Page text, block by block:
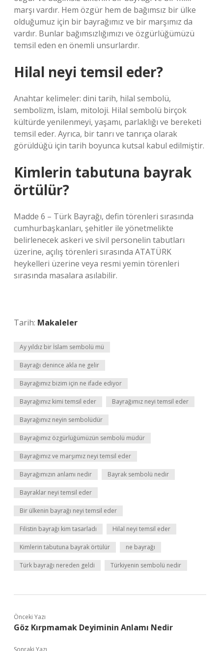
marşı vardır. Hem özgür hem de bağımsız bir ülke
olduğumuz için bir bayrağımız ve bir marşımız da
vardır. Bunlar bağımsızlığımızı ve özgürlüğümüzü
temsil eden en önemli unsurlardır.
Hilal neyi temsil eder?
Anahtar kelimeler: dini tarih, hilal sembolü,
sembolizm, İslam, mitoloji. Hilal sembolü birçok
kültürde yenilenmeyi, yaşamı, parlaklığı ve bereketi
temsil eder. Ayrıca, bir tanrı ve tanrıça olarak
görüldüğü için tarih boyunca kutsal kabul edilmiştir.
Kimlerin tabutuna bayrak
örtülür?
Madde 6 – Türk Bayrağı, defin törenleri sırasında
cumhurbaşkanları, şehitler ile yönetmelikte
belirlenecek askeri ve sivil personelin tabutları
üzerine, açılış törenleri sırasında ATATÜRK
heykelleri üzerine veya resmi yemin törenleri
sırasında masalara asılabilir.
Tarih: Makaleler
Ay yıldız bir İslam sembolü mü
Bayrağı denince akla ne gelir
Bayrağımız bizim için ne ifade ediyor
Bayrağımız kimi temsil eder Bayrağımız neyi temsil eder
Bayrağımız neyin sembolüdür
Bayrağımız özgürlüğümüzün sembolü müdür
Bayrağımız ve marşımız neyi temsil eder
Bayrağımızın anlamı nedir Bayrak sembolü nedir
Bayraklar neyi temsil eder
Bir ülkenin bayrağı neyi temsil eder
Filistin bayrağı kim tasarladı Hilal neyi temsil eder
Kimlerin tabutuna bayrak örtülür ne bayrağı
Türk bayrağı nereden geldi Türkiyenin sembolü nedir
Önceki Yazı
Göz Kırpmamak Deyiminin Anlamı Nedir
Sonraki Yazı